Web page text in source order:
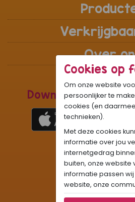
Over
Download de
WhatsApp
Onze gifjes al eens
Beleef Sandhia’s
Cookies op
Om onze website
persoonlijker te
cookies (en
technieken).
Met deze cookies
informatie over jou
internetgedrag
buiten, onze website
informatie passen
website, onze
aan op jouw